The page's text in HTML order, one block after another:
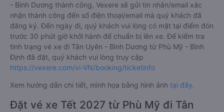
- Bình Dương thành công, Vexere sẽ gửi tin nhắn/email xác
nhận thành công đến số điện thoại/email mà quý khách đã
đăng ký. Đến ngày đi, quý khách vui lòng có mặt tại điểm đón
trước 30 phút giờ khởi hành để chuẩn bị lên xe. Để kiểm tra
tình trạng vé xe đi Tân Uyên - Bình Dương từ Phù Mỹ - Bình
Định đã đặt, quý khách vui lòng truy cập
https://vexere.com/vi-VN/booking/ticketinfo
Xem hướng dẫn chi tiết, minh họa bằng hình ảnh tại đây.
Đặt vé xe Tết 2027 từ Phù Mỹ đi Tân